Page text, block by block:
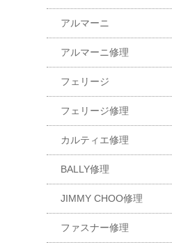
アルマーニ
アルマーニ修理
フェリージ
フェリージ修理
カルティエ修理
BALLY修理
JIMMY CHOO修理
ファスナー修理